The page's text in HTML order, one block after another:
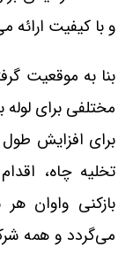
و با کیفیت ارائه
بنا به موقعیت
مختلفی برای
برای افزایش
تخلیه چاه،
بازکنی واوان هر
می‌گردد و همه